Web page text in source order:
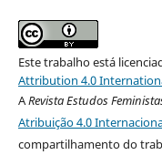
Este trabalho está
Attribution 4.0
ARevista Estudos
Atribuição 4.0
compartilhamento do